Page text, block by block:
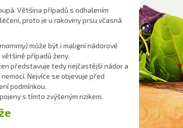
Většina případů s odhalením
proto je u rakoviny prsu včasná
může být i maligní nádorové
případů ženy.
představuje tedy nejčastější nádor a
Nejvíce se objevuje před
podmínkou.
s tímto zvýšeným rizikem.